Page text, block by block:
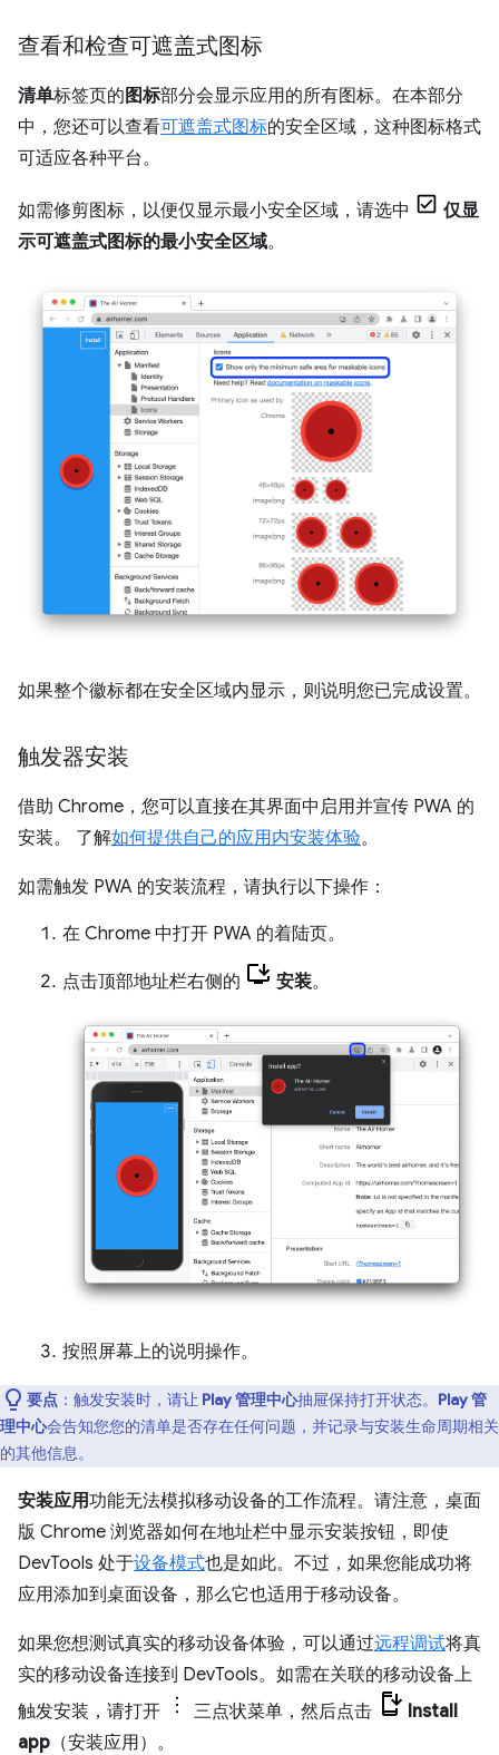
查看和检查可遮盖式图标
清单标签页的 图标部分会显示应用的所有图标。在本部分
中，您还可以查看可遮盖式图标的安全区域，这种图标格式
可适应各种平台。
如需修剪图标，以便仅显示最小安全区域，请选中
仅显
示可遮盖式图标的最小安全区域。
如果整个徽标都在安全区域内显示，则说明您已完成设置。
触发器安装
借助 Chrome，您可以直接在其界面中启用并宣传 PWA 的
安装。 了解如何提供自己的应用内安装体验。
如需触发 PWA 的安装流程，请执行以下操作：
在 Chrome 中打开 PWA 的着陆页。
点击顶部地址栏右侧的 安装。
按照屏幕上的说明操作。
要点 ：触发安装时，请让 Play 管理中心抽屉保持打开状态。 Play 管
理中心会告知您您的清单是否存在任何问题，并记录与安装生命周期相关
的其他信息。
安装应用功能无法模拟移动设备的工作流程。请注意，桌面
版 Chrome 浏览器如何在地址栏中显示安装按钮，即使
DevTools 处于设备模式也是如此。不过，如果您能成功将
应用添加到桌面设备，那么它也适用于移动设备。
如果您想测试真实的移动设备体验，可以通过远程调试将真
实的移动设备连接到 DevTools。如需在关联的移动设备上
触发安装，请打开
三点状菜单，然后点击
Install
app （安装应用）。